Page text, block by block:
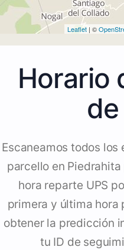
Leaflet | ©
Horario
de
Escaneamos todos
parcello en
hora reparte UPS
primera y última hora
obtener la predicción
tu ID de